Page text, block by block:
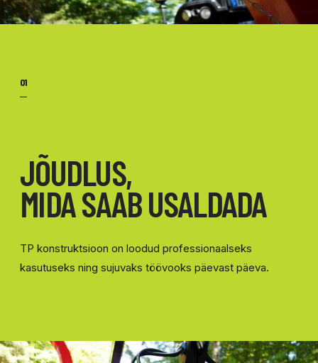
01
JÕUDLUS,
MIDA SAAB USALDADA
TP konstruktsioon on loodud professionaalseks
kasutuseks ning sujuvaks töövooks päevast päeva.